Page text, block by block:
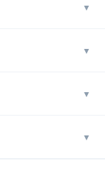
▼
▼
▼
▼